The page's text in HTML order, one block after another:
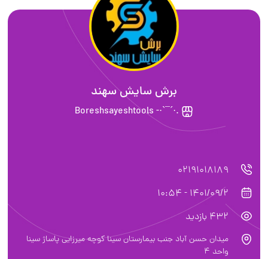
برش سایش سهند
.·´¯`·- Boreshsayeshtools
02191018189
1401/09/2 - 10:54
432 بازدید
میدان حسن آباد جنب بیمارستان سینا کوچه میرزایی پاساژ سینا
واحد 4